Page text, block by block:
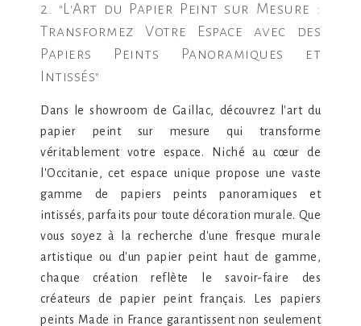
2. "L'Art du Papier Peint sur Mesure :
Transformez Votre Espace avec des
Papiers Peints Panoramiques et
Intissés"
Dans le showroom de Gaillac, découvrez l'art du
papier peint sur mesure qui transforme
véritablement votre espace. Niché au cœur de
l'Occitanie, cet espace unique propose une vaste
gamme de papiers peints panoramiques et
intissés, parfaits pour toute décoration murale. Que
vous soyez à la recherche d'une fresque murale
artistique ou d'un papier peint haut de gamme,
chaque création reflète le savoir-faire des
créateurs de papier peint français. Les papiers
peints Made in France garantissent non seulement